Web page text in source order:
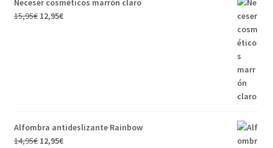
Neceser cosméticos marrón claro
15,95€ 12,95€
Alfombra antideslizante Rainbow
14,95€ 12,95€